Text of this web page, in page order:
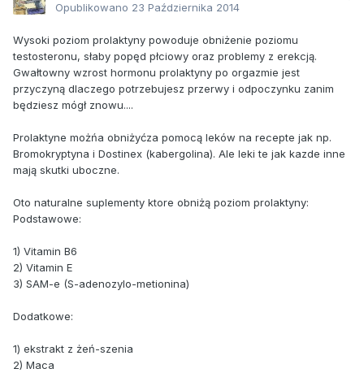
Opublikowano 23 Października 2014
Wysoki poziom prolaktyny powoduje obniżenie poziomu
testosteronu, słaby popęd płciowy oraz problemy z erekcją.
Gwałtowny wzrost hormonu prolaktyny po orgazmie jest
przyczyną dlaczego potrzebujesz przerwy i odpoczynku zanim
będziesz mógł znowu....
Prolaktyne możńa obniżyćza pomocą leków na recepte jak np.
Bromokryptyna i Dostinex (kabergolina). Ale leki te jak kazde inne
mają skutki uboczne.
Oto naturalne suplementy ktore obniżą poziom prolaktyny:
Podstawowe:
1) Vitamin B6
2) Vitamin E
3) SAM-e (S-adenozylo-metionina)
Dodatkowe:
1) ekstrakt z żeń-szenia
2) Maca